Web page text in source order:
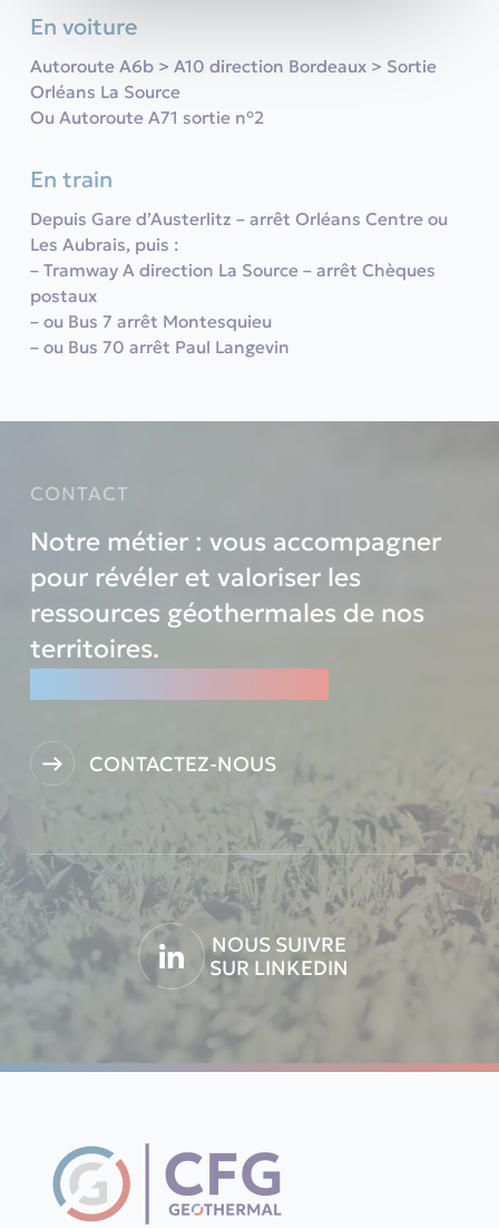
En voiture
Autoroute A6b > A10 direction Bordeaux > Sortie
Orléans La Source
Ou Autoroute A71 sortie n°2
En train
Depuis Gare d’Austerlitz – arrêt Orléans Centre ou
Les Aubrais, puis :
– Tramway A direction La Source – arrêt Chèques
postaux
– ou Bus 7 arrêt Montesquieu
– ou Bus 70 arrêt Paul Langevin
CONTACT
Notre métier : vous accompagner
pour révéler et valoriser les
ressources géothermales de nos
territoires.
CONTACTEZ-NOUS
NOUS SUIVRE
SUR LINKEDIN